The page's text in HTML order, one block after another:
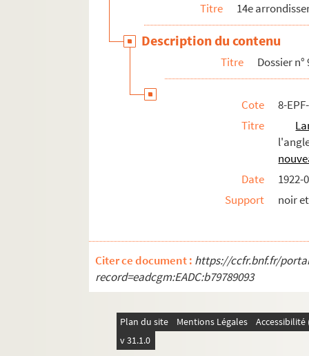
Titre 14e
Description du contenu
Titre Dossier n°
Cote
8-
Titre
Date
1922-
Support
noir
Citer ce document : https://ccfr.bnf.fr/
record=eadcgm:EADC:b79789093
Plan du site Mentions Légales
v 31.1.0